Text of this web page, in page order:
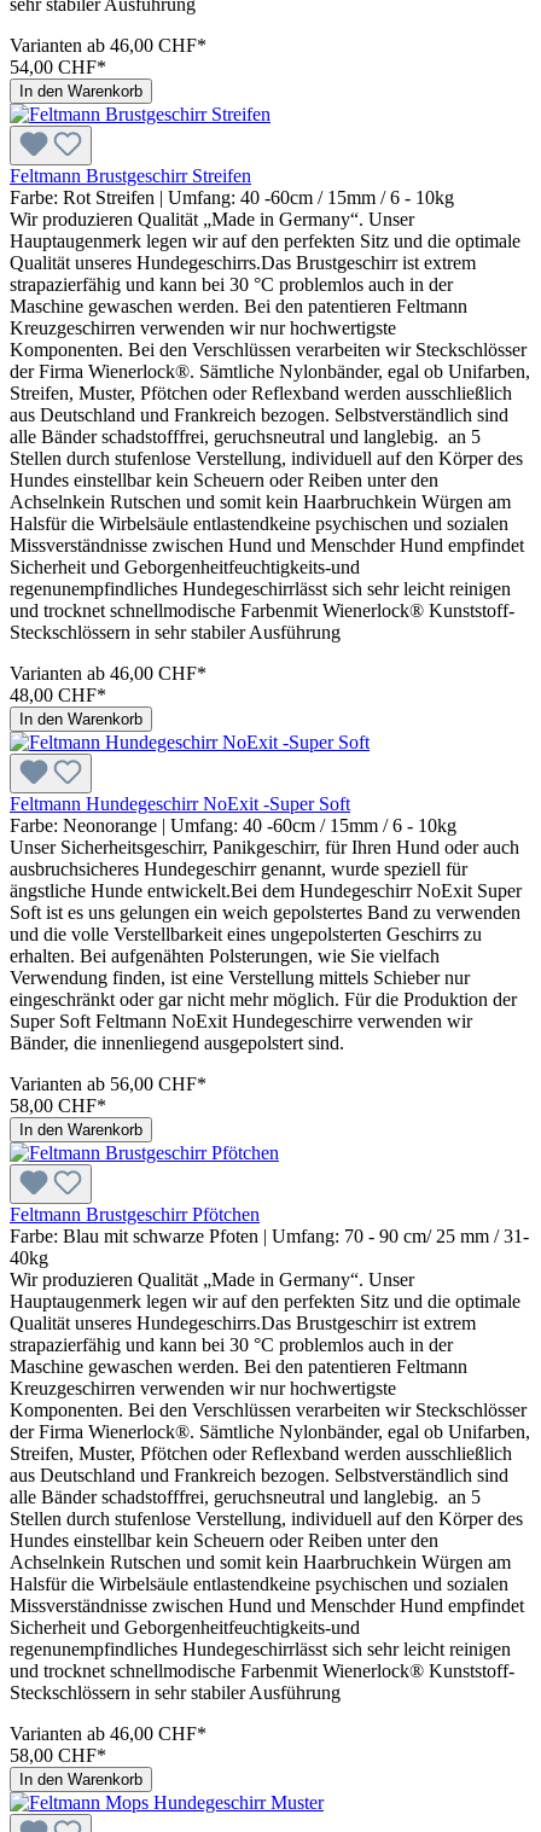
Varianten ab 46,00 CHF*
54,00 CHF*
In den Warenkorb
Feltmann Brustgeschirr Streifen
Farbe: Rot Streifen | Umfang: 40 -60cm / 15mm / 6 - 10kg
Wir produzieren Qualität „Made in Germany“. Unser
Hauptaugenmerk legen wir auf den perfekten Sitz und die optimale
Qualität unseres Hundegeschirrs.Das Brustgeschirr ist extrem
strapazierfähig und kann bei 30 °C problemlos auch in der
Maschine gewaschen werden. Bei den patentieren Feltmann
Kreuzgeschirren verwenden wir nur hochwertigste
Komponenten. Bei den Verschlüssen verarbeiten wir Steckschlösser
der Firma Wienerlock®. Sämtliche Nylonbänder, egal ob Unifarben,
Streifen, Muster, Pfötchen oder Reflexband werden ausschließlich
aus Deutschland und Frankreich bezogen. Selbstverständlich sind
alle Bänder schadstofffrei, geruchsneutral und langlebig. an 5
Stellen durch stufenlose Verstellung, individuell auf den Körper des
Hundes einstellbar kein Scheuern oder Reiben unter den
Achselnkein Rutschen und somit kein Haarbruchkein Würgen am
Halsfür die Wirbelsäule entlastendkeine psychischen und sozialen
Missverständnisse zwischen Hund und Menschder Hund empfindet
Sicherheit und Geborgenheitfeuchtigkeits-und
regenunempfindliches Hundegeschirrlässt sich sehr leicht reinigen
und trocknet schnellmodische Farbenmit Wienerlock® Kunststoff-
Steckschlössern in sehr stabiler Ausführung
Varianten ab 46,00 CHF*
48,00 CHF*
In den Warenkorb
Feltmann Hundegeschirr NoExit -Super Soft
Farbe: Neonorange | Umfang: 40 -60cm / 15mm / 6 - 10kg
Unser Sicherheitsgeschirr, Panikgeschirr, für Ihren Hund oder auch
ausbruchsicheres Hundegeschirr genannt, wurde speziell für
ängstliche Hunde entwickelt.Bei dem Hundegeschirr NoExit Super
Soft ist es uns gelungen ein weich gepolstertes Band zu verwenden
und die volle Verstellbarkeit eines ungepolsterten Geschirrs zu
erhalten. Bei aufgenähten Polsterungen, wie Sie vielfach
Verwendung finden, ist eine Verstellung mittels Schieber nur
eingeschränkt oder gar nicht mehr möglich. Für die Produktion der
Super Soft Feltmann NoExit Hundegeschirre verwenden wir
Bänder, die innenliegend ausgepolstert sind.
Varianten ab 56,00 CHF*
58,00 CHF*
In den Warenkorb
Feltmann Brustgeschirr Pfötchen
Farbe: Blau mit schwarze Pfoten | Umfang: 70 - 90 cm/ 25 mm / 31-
40kg
Wir produzieren Qualität „Made in Germany“. Unser
Hauptaugenmerk legen wir auf den perfekten Sitz und die optimale
Qualität unseres Hundegeschirrs.Das Brustgeschirr ist extrem
strapazierfähig und kann bei 30 °C problemlos auch in der
Maschine gewaschen werden. Bei den patentieren Feltmann
Kreuzgeschirren verwenden wir nur hochwertigste
Komponenten. Bei den Verschlüssen verarbeiten wir Steckschlösser
der Firma Wienerlock®. Sämtliche Nylonbänder, egal ob Unifarben,
Streifen, Muster, Pfötchen oder Reflexband werden ausschließlich
aus Deutschland und Frankreich bezogen. Selbstverständlich sind
alle Bänder schadstofffrei, geruchsneutral und langlebig. an 5
Stellen durch stufenlose Verstellung, individuell auf den Körper des
Hundes einstellbar kein Scheuern oder Reiben unter den
Achselnkein Rutschen und somit kein Haarbruchkein Würgen am
Halsfür die Wirbelsäule entlastendkeine psychischen und sozialen
Missverständnisse zwischen Hund und Menschder Hund empfindet
Sicherheit und Geborgenheitfeuchtigkeits-und
regenunempfindliches Hundegeschirrlässt sich sehr leicht reinigen
und trocknet schnellmodische Farbenmit Wienerlock® Kunststoff-
Steckschlössern in sehr stabiler Ausführung
Varianten ab 46,00 CHF*
58,00 CHF*
In den Warenkorb